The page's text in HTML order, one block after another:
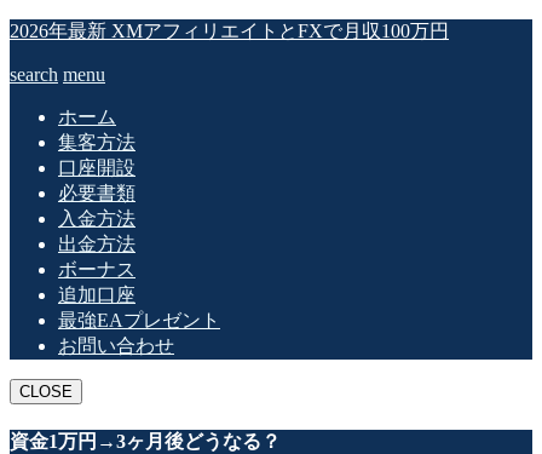
2026年最新 XMアフィリエイトとFXで月収100万円
search menu
ホーム
集客方法
口座開設
必要書類
入金方法
出金方法
ボーナス
追加口座
最強EAプレゼント
お問い合わせ
CLOSE
資金1万円→3ヶ月後どうなる？